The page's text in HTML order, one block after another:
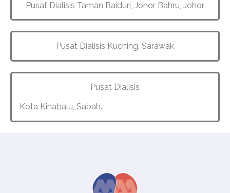
Pusat Dialisis Taman Baiduri, Johor Bahru, Johor
Pusat Dialisis Kuching, Sarawak
Pusat Dialisis
Kota Kinabalu, Sabah.